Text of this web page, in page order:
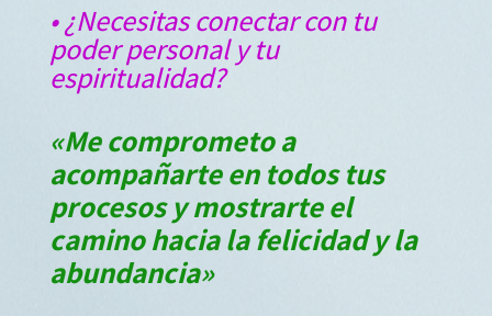
• ¿Necesitas conectar con tu
poder personal y tu
espiritualidad?
«Me comprometo a
acompañarte en todos tus
procesos y mostrarte el
camino hacia la felicidad y la
abundancia»